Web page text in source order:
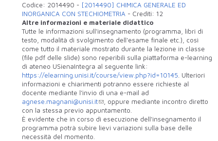
Codice: 2014490 - [2014490] CHIMICA GENERALE ED
INORGANICA CON STECHIOMETRIA - Crediti: 12
Altre informazioni e materiale didattico
Tutte le informazioni sull'insegnamento (programma, libri di
testo, modalità di svolgimento dell'esame finale etc.), così
come tutto il materiale mostrato durante la lezione in classe
(file pdf delle slide) sono reperibili sulla piattaforma e-learning
di ateneo USienaIntegra al seguente link:
https://elearning.unisi.it/course/view.php?id=10145 . Ulteriori
informazioni e chiarimenti potranno essere richieste al
docente mediante l’invio di una e-mail ad
agnese.magnani@unisi.it
, oppure mediante incontro diretto
con la stessa previo appuntamento.
È evidente che in corso di esecuzione dell'insegnamento il
programma potrà subire lievi variazioni sulla base delle
necessità del momento.